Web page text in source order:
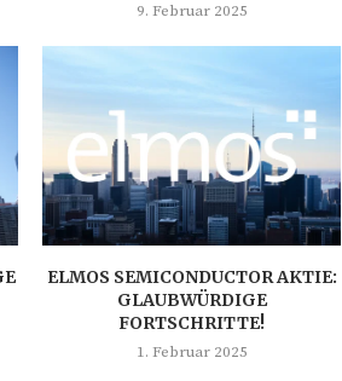
9. Februar 2025
ELMOS SEMICONDUCTOR AKTIE:
GLAUBWÜRDIGE
FORTSCHRITTE!
1. Februar 2025